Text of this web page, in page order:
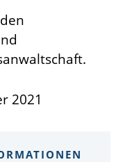
2021